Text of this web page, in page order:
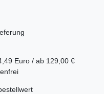
Euro / ab 129,00 €